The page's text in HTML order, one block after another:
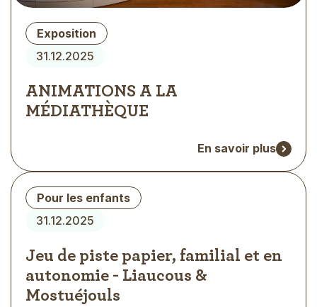
31.12.2025
Type
d'évènement
Exposition
ANIMATIONS A LA
MÉDIATHÈQUE
En savoir plus
31.12.2025
Type
d'évènement
Pour les enfants
Jeu de piste papier, familial et en
autonomie - Liaucous &
Mostuéjouls